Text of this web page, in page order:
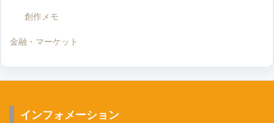
創作メモ
金融・マーケット
インフォメーション